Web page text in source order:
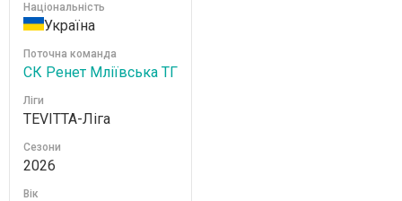
Національність
Україна
Поточна команда
СК Ренет Мліївська ТГ
Ліги
TEVITTA-Ліга
Сезони
2026
Вік